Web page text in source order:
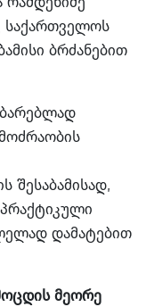
საქართველოს
ბრძანებით
დამატებით
მეორე